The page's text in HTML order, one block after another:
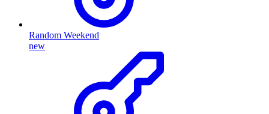
Random Weekend
new